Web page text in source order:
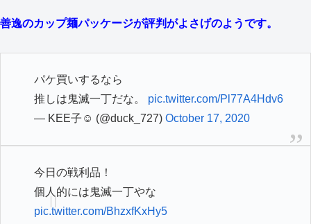
善逸のカップ麺パッケージが評判がよさげのようです。
パケ買いするなら
推しは鬼滅一丁だな。 pic.twitter.com/Pl77A4Hdv6
— KEE子☺︎︎ (@duck_727) October 17, 2020
今日の戦利品！
個人的には鬼滅一丁やな
pic.twitter.com/BhzxfKxHy5